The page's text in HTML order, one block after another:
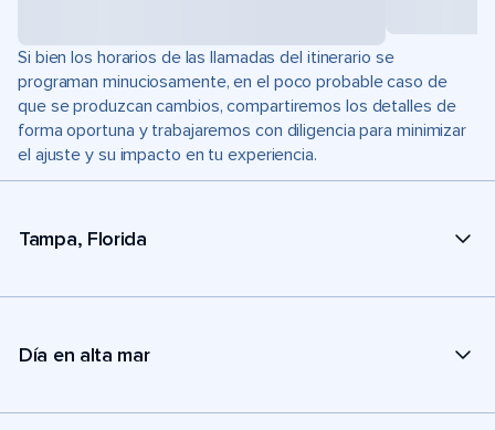
Si bien los horarios de las llamadas del itinerario se
programan minuciosamente, en el poco probable caso de
que se produzcan cambios, compartiremos los detalles de
forma oportuna y trabajaremos con diligencia para minimizar
el ajuste y su impacto en tu experiencia.
Tampa, Florida
Día en alta mar